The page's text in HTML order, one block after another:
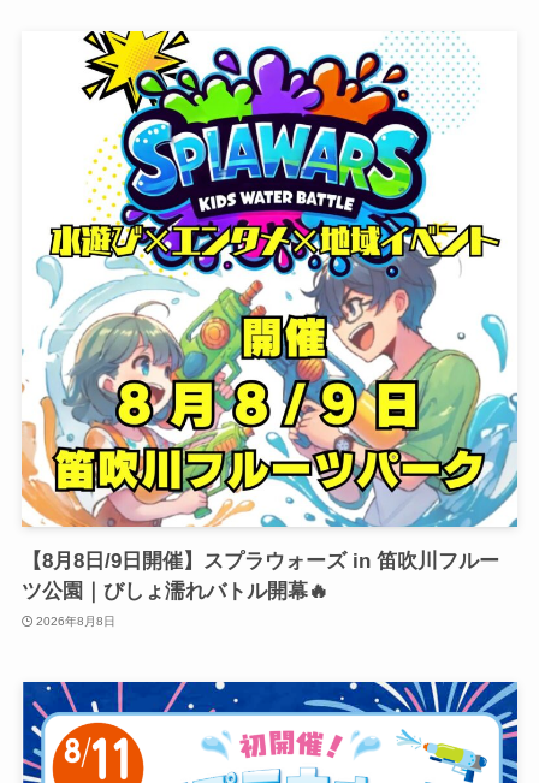
【8月8日/9日開催】スプラウォーズ in 笛吹川フルー
ツ公園｜びしょ濡れバトル開幕🔥
2026年8月8日